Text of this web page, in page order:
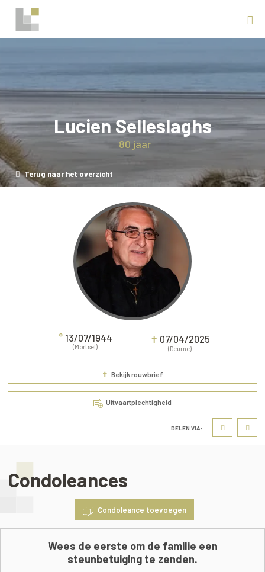
Lucien Selleslaghs
80 jaar
Terug naar het overzicht
° 13/07/1944
(Mortsel)
✝ 07/04/2025
(Deurne)
DELEN VIA:
✝ Bekijk rouwbrief
Uitvaartplechtigheid
Condoleances
Condoleance toevoegen
Wees de eerste om de familie een
steunbetuiging te zenden.